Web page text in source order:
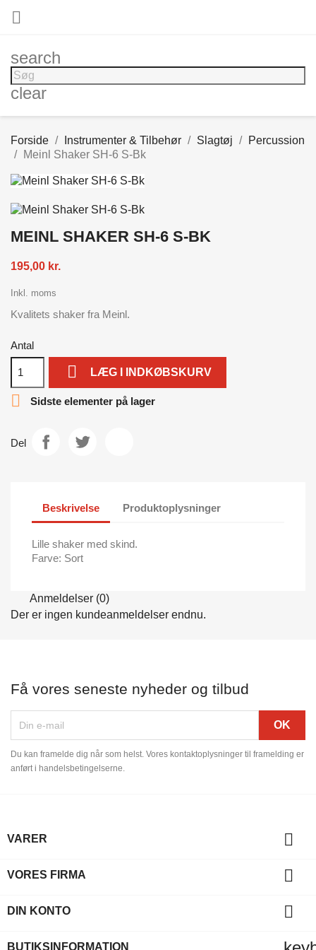

search
clear
Forside Instrumenter & Tilbehør Slagtøj
Percussion
Meinl Shaker SH-6 S-Bk
MEINL SHAKER SH-6 S-BK
195,00 kr.
Inkl. moms
Kvalitets shaker fra Meinl.
Antal
 LÆG I INDKØBSKURV
 Sidste elementer på lager
Del
Beskrivelse Produktoplysninger
Lille shaker med skind.
Farve: Sort
Anmeldelser (0)
Der er ingen kundeanmeldelser endnu.
Få vores seneste nyheder og tilbud
Du kan framelde dig når som helst. Vores kontaktoplysninger til framelding er
anført i handelsbetingelserne.
VARER 
VORES FIRMA 
DIN KONTO 
BUTIKSINFORMATION